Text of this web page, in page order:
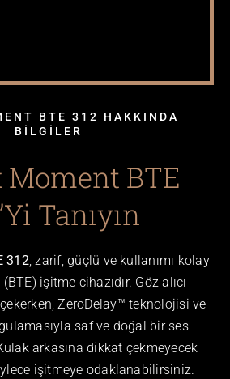
BTE 312 HAKKINDA
BİLGİLER
BTE
Tanıyın
312, zarif, güçlü ve kullanımı kolay
işitme cihazıdır. Göz alıcı
ZeroDelay™ teknolojisi ve
saf ve doğal bir ses
arkasına dikkat çekmeyecek
işitmeye odaklanabilirsiniz.